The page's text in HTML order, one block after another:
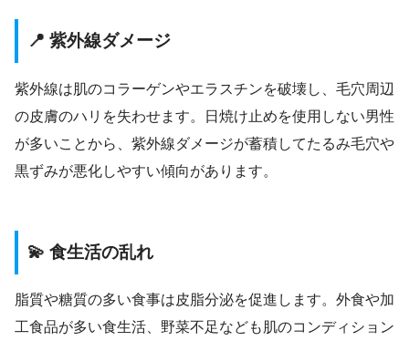
📍 紫外線ダメージ
紫外線は肌のコラーゲンやエラスチンを破壊し、毛穴周辺
の皮膚のハリを失わせます。日焼け止めを使用しない男性
が多いことから、紫外線ダメージが蓄積してたるみ毛穴や
黒ずみが悪化しやすい傾向があります。
💫 食生活の乱れ
脂質や糖質の多い食事は皮脂分泌を促進します。外食や加
工食品が多い食生活、野菜不足なども肌のコンディション